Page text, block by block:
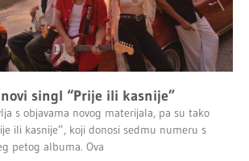
singl “Prije ili kasnije”
s objavama novog materijala, pa su tako
ili kasnije”, koji donosi sedmu numeru s
petog albuma. Ova